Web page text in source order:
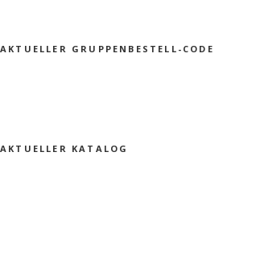
AKTUELLER GRUPPENBESTELL-CODE
AKTUELLER KATALOG